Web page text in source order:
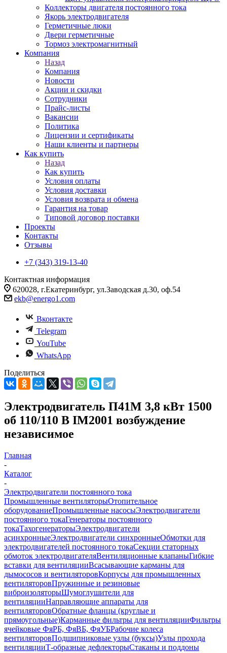
Коллекторы двигателя постоянного тока
Якорь электродвигателя
Герметичные люки
Двери герметичные
Тормоз электромагнитный
Компания
Назад
Компания
Новости
Акции и скидки
Сотрудники
Прайс-листы
Вакансии
Политика
Лицензии и сертификаты
Наши клиенты и партнеры
Как купить
Назад
Как купить
Условия оплаты
Условия доставки
Условия возврата и обмена
Гарантия на товар
Типовой договор поставки
Проекты
Контакты
Отзывы
+7 (343) 319-13-40
Контактная информация
620028, г.Екатеринбург, ул.Заводская д.30, оф.54
ekb@energo1.com
Вконтакте
Telegram
YouTube
WhatsApp
Поделиться
Электродвигатель П41М 3,8 кВт 1500
об 110/110 В IM2001 возбуждение
независимое
Главная
-
Каталог
-
Электродвигатели постоянного тока
Промышленные вентиляторыОтопительное
оборудованиеПромышленные насосыЭлектродвигатели
постоянного токаГенераторы постоянного
токаТахогенераторыЭлектродвигатели
асинхронныеЭлектродвигатели синхронныеОбмотки для
электродвигателей постоянного токаСекции статорных
обмоток электродвигателяВентиляционные клапаныГибкие
вставки для вентиляцииВсасывающие карманы для
дымососов и вентиляторовКорпусы для промышленных
вентиляторовПружинные и резиновые
виброизоляторыШумоглушители для
вентиляцииНаправляющие аппараты для
вентиляторовОбратные фланцы (круглые и
прямоугольные)Карманные фильтры для вентиляцииФильтры
ячейковые ФяРБ, ФяВБ, ФяУБРабочие колеса
вентиляторовПодшипниковые узлы (буксы)Узлы прохода
вентиляцииТ-образные дефлекторыСтаканы и поддоны